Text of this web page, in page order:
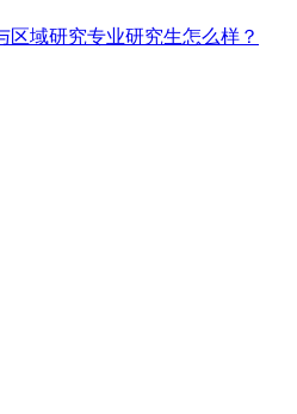
区域研究专业研究生怎么样？